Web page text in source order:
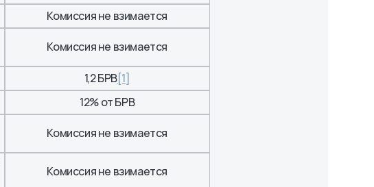
Комиссия не взимается
Комиссия не взимается
1,2 БРВ[1]
12% от БРВ
Комиссия не взимается
Комиссия не взимается